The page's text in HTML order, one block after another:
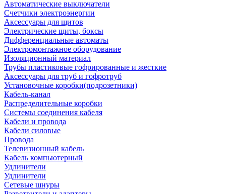
Автоматические выключатели
Счетчики электроэнергии
Аксессуары для щитов
Электрические щиты, боксы
Дифференциальные автоматы
Электромонтажное оборудование
Изоляционный материал
Трубы пластиковые гофрированные и жесткие
Аксессуары для труб и гофротруб
Установочные коробки(подрозетники)
Кабель-канал
Распределительные коробки
Системы соединения кабеля
Кабели и провода
Кабели силовые
Провода
Телевизионный кабель
Кабель компьютерный
Удлинители
Удлинители
Сетевые шнуры